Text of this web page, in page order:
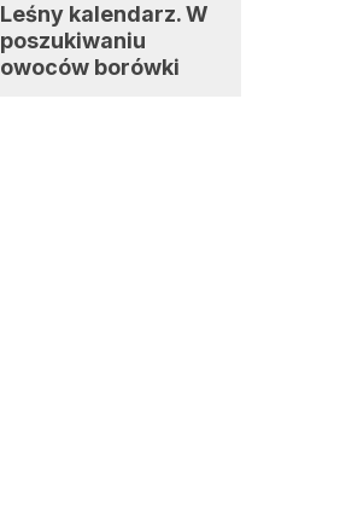
Leśny kalendarz. W
poszukiwaniu
owoców borówki